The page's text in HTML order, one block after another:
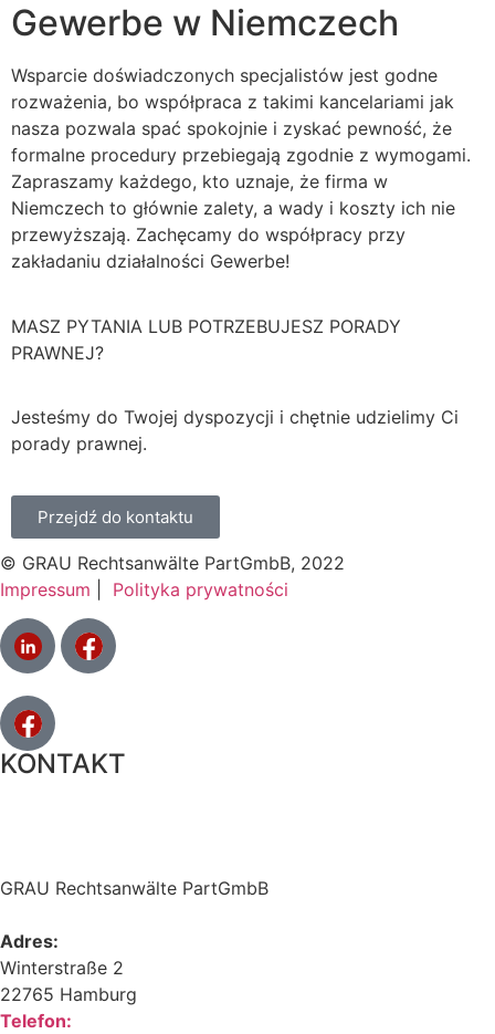
Gewerbe w Niemczech
Wsparcie doświadczonych specjalistów jest godne
rozważenia, bo współpraca z takimi kancelariami jak
nasza pozwala spać spokojnie i zyskać pewność, że
formalne procedury przebiegają zgodnie z wymogami.
Zapraszamy każdego, kto uznaje, że firma w
Niemczech to głównie zalety, a wady i koszty ich nie
przewyższają. Zachęcamy do współpracy przy
zakładaniu działalności Gewerbe!
MASZ PYTANIA LUB POTRZEBUJESZ PORADY
PRAWNEJ?
Jesteśmy do Twojej dyspozycji i chętnie udzielimy Ci
porady prawnej.
Przejdź do kontaktu
© GRAU Rechtsanwälte PartGmbB, 2022
Impressum
Polityka prywatności
KONTAKT
GRAU Rechtsanwälte PartGmbB
Adres:
Winterstraße 2
22765 Hamburg
Telefon: